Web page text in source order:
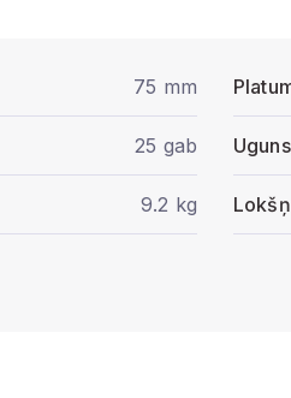
75 mm
25 gab
9.2 kg